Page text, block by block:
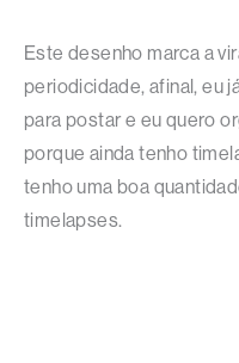
Este desenho marca a
periodicidade, afinal, eu
para postar e eu quero
porque ainda tenho
tenho uma boa
timelapses.